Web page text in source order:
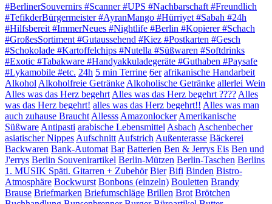
#BerlinerSouvernirs #Scanner #UPS #Nachbarschaft #Freundlich
#TefikderBürgermeister #AyranMango #Hürriyet #Sabah #24h
#Hilfsbereit #ImmerNeues #Nightlife #Berlin #Kopierer #Schach
#GroßesSortiment #Gutaussehend #Kiez #Postkarten #Gesch
#Schokolade #Kartoffelchips #Nutella #Süßwaren #Softdrinks
#Exotic #Tabakware #Handyakkuladegeräte #Guthaben #Paysafe
#Lykamobile #etc. 24h 5 min Terrine 6er afrikanische Handarbeit
Alkohol Alkoholfreie Getränke Alkoholische Getränke allerlei Wein
Alles was das Herz begehrt Alles was das Herz begehrt ???? Alles
was das Herz begehrt! alles was das Herz begehrt!! Alles was man
auch zuhause Braucht Allesss Amazonlocker Amerikanische
Süßware Antipasti arabische Lebensmittel Asbach Aschenbecher
asiatischer Nippes Aufschnitt Aufstrich Außenterasse Bäckerei
Backwaren Bank-Automat Bar Batterien Ben & Jerrys Eis Ben und
J'errys Berlin Souvenirartikel Berlin-Mützen Berlin-Taschen Berlins
1. MUSIK Späti. Gitarren + Zubehör Bier Bifi Binden Bistro-
Atmosphäre Bockwurst Bonbons (einzeln) Bouletten Brandy
Brause Briefmarken Briefumschläge Brillen Brot Brötchen